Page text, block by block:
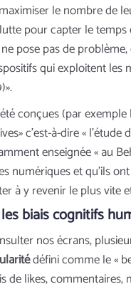
le nombre de
pour capter le
pose pas de
qui exploitent
conçues (par
c’est-à-dire «
enseignée « au
numériques et qu’ils
à y revenir le plus vite
biais cognitifs
nos écrans,
défini comme le «
de likes, commentaires,